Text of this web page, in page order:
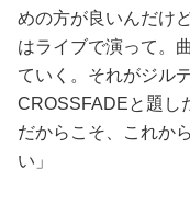
めの方が良いんだけ
はライブで演って。
ていく。それがジル
CROSSFADEと題し
だからこそ、これか
い」